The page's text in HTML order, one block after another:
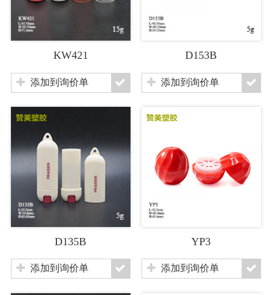
KW421
添加到询价单
D153B
添加到询价单
D135B
添加到询价单
YP3
添加到询价单